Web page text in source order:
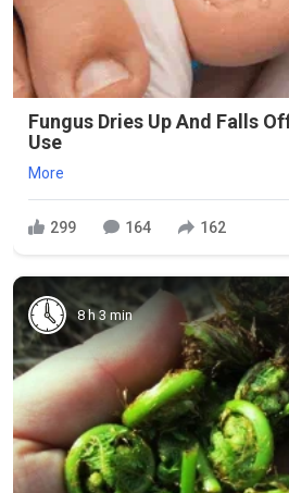
Fungus Dries Up And Falls
Use
More
299 164 162
8 h 3 min